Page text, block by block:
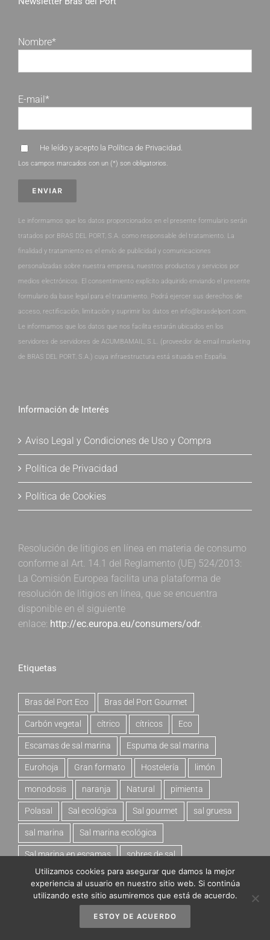
Nombre*
E-mail*
He leído y acepto la Política de Privacidad
Los campos marcados con un (*) son obligatorios.
Le informamos que los datos proporcionados en el presente formulario serán
tratados por BRAS DEL PORT, S.A. como responsable del tratamiento. La
finalidad y tratamiento es el envío de publicidad y comunicaciones
personalizadas sobre nuestra empresa, nuestros productos y servicios por
medios electrónicos. El consentimiento explícito adquirido enviando el presente
formulario da base legal para el tratamiento. Podrá ejercer sus derechos de
acceso, rectificación, limitación y suprimir los datos en info@brasdelport.com.
Le informamos que los datos que nos facilita estarán ubicados en los
servidores de servidores de ACUMBAMAIL, S.L. (proveedor de email marketing
de BRAS DEL PORT, S.A.) cuya infraestructura está situada en España.
Información de Interés
Aviso Legal y Condiciones de Uso y Compra
Política de Privacidad
Política de Cookies
Resolución de litigios en línea en materia de consumo
conforme al Art. 14.1 del Reglamento (UE) 524/2013:
La Comisión Europea facilita una plataforma de
resolución de litigios en línea, que se encuentra
disponible en el siguiente
enlace: http://ec.europa.eu/consumers/odr
Etiquetas
Bras del Port Eco Bras del Port Gourmet
Carbón vegetal cítrico cítricos Eco
Escamas de sal marina Espuma de sal marina
Eurohoja Gran formato Hostelería limón
monodosis naranja Natural pimienta
Polasal Sal ecológica Sal gourmet sal gruesa
sal marina Sal marina ecológica
Sal marina en escamas sobres de sal
Tomate y albahaca
Utilizamos cookies para asegurar que damos la mejor
experiencia al usuario en nuestro sitio web. Si continúa
utilizando este sitio asumiremos que está de acuerdo.
ESTOY DE ACUERDO